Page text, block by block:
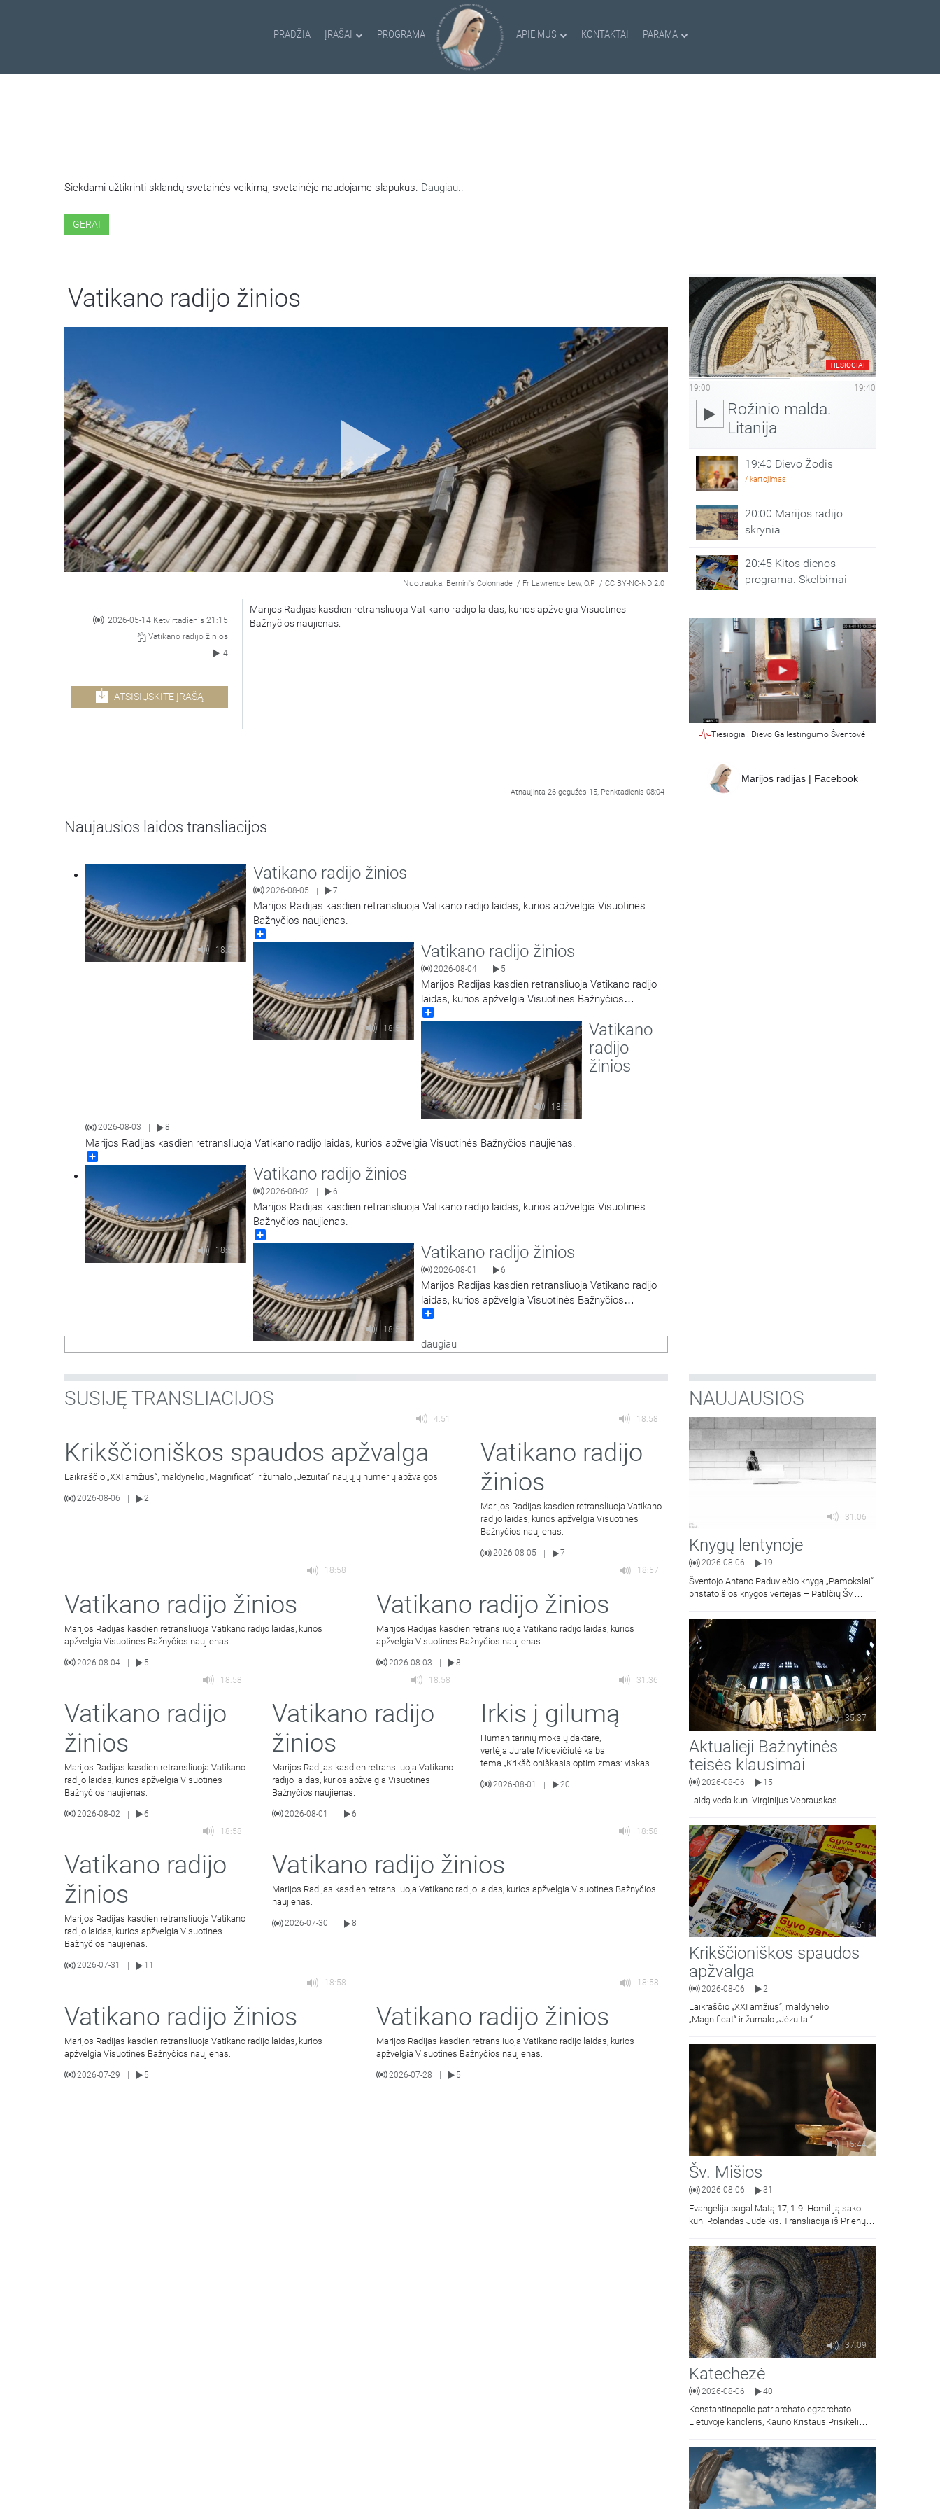
PRADŽIA ĮRAŠAI PROGRAMA APIE MUS KONTAKTAI PARAMA
Siekdami užtikrinti sklandų svetainės veikimą, svetainėje naudojame slapukus. Daugiau..
GERAI
Vatikano radijo žinios
Nuotrauka: Bernini's Colonnade / Fr Lawrence Lew, O.P / CC BY-NC-ND 2.0
2026-05-14 Ketvirtadienis 21:15
Vatikano radijo žinios
4
ATSISIŲSKITE ĮRAŠĄ
Marijos Radijas kasdien retransliuoja Vatikano radijo laidas, kurios apžvelgia Visuotinės
Bažnyčios naujienas.
Atnaujinta 26 gegužės 15, Penktadienis 08:04
Naujausios laidos transliacijos
18:58
Vatikano radijo žinios
2026-08-05 | 7
Marijos Radijas kasdien retransliuoja Vatikano radijo laidas, kurios apžvelgia Visuotinės
Bažnyčios naujienas.
18:58
Vatikano radijo žinios
2026-08-04 | 5
Marijos Radijas kasdien retransliuoja Vatikano radijo
laidas, kurios apžvelgia Visuotinės Bažnyčios
naujienas.
18:57
Vatikano
radijo
žinios
2026-08-03 8
Marijos Radijas kasdien retransliuoja Vatikano radijo laidas, kurios apžvelgia Visuotinės Bažnyčios naujienas.
18:58
Vatikano radijo žinios
2026-08-02 6
Marijos Radijas kasdien retransliuoja Vatikano radijo laidas, kurios apžvelgia Visuotinės
Bažnyčios naujienas.
18:58
Vatikano radijo žinios
2026-08-01 | 6
Marijos Radijas kasdien retransliuoja Vatikano radijo
laidas, kurios apžvelgia Visuotinės Bažnyčios
naujienas.
daugiau
TIESIOGIAI
19:00 19:40
Rožinio malda.
Litanija
19:40 Dievo Žodis
/ kartojimas
20:00 Marijos radijo
skrynia
20:45 Kitos dienos
programa. Skelbimai
Tiesiogiai! Dievo Gailestingumo Šventovė
Marijos radijas | Facebook
SUSIJĘ TRANSLIACIJOS
4:51
Krikščioniškos spaudos apžvalga
Laikraščio „XXI amžius“, maldynėlio „Magnificat“ ir žurnalo „Jėzuitai“ naujųjų numerių apžvalgos.
2026-08-06 2
18:58
Vatikano radijo
žinios
Marijos Radijas kasdien retransliuoja Vatikano
radijo laidas, kurios apžvelgia Visuotinės
Bažnyčios naujienas.
2026-08-05
7
18:58
Vatikano radijo žinios
Marijos Radijas kasdien retransliuoja Vatikano radijo laidas, kurios
apžvelgia Visuotinės Bažnyčios naujienas.
2026-08-04 5
18:57
Vatikano radijo žinios
Marijos Radijas kasdien retransliuoja Vatikano radijo laidas, kurios
apžvelgia Visuotinės Bažnyčios naujienas.
2026-08-03
8
18:58
Vatikano radijo
žinios
Marijos Radijas kasdien retransliuoja Vatikano
radijo laidas, kurios apžvelgia Visuotinės
Bažnyčios naujienas.
2026-08-02 | 6
18:58
Vatikano radijo
žinios
Marijos Radijas kasdien retransliuoja Vatikano
radijo laidas, kurios apžvelgia Visuotinės
Bažnyčios naujienas.
2026-08-01 | 6
31:36
Irkis į gilumą
Humanitarinių mokslų daktarė,
vertėja Jūratė Micevičiūtė kalba
tema „Krikščioniškasis optimizmas: viskas
2026-08-01 | 20
18:58
Vatikano radijo
žinios
Marijos Radijas kasdien retransliuoja Vatikano
radijo laidas, kurios apžvelgia Visuotinės
Bažnyčios naujienas.
2026-07-31 11
18:58
Vatikano radijo žinios
Marijos Radijas kasdien retransliuoja Vatikano radijo laidas, kurios apžvelgia Visuotinės Bažnyčios
naujienas.
2026-07-30 8
18:58
Vatikano radijo žinios
Marijos Radijas kasdien retransliuoja Vatikano radijo laidas, kurios
apžvelgia Visuotinės Bažnyčios naujienas.
2026-07-29 5
18:58
Vatikano radijo žinios
Marijos Radijas kasdien retransliuoja Vatikano radijo laidas, kurios
apžvelgia Visuotinės Bažnyčios naujienas.
2026-07-28 5
NAUJAUSIOS
31:06
Knygų lentynoje
2026-08-06 19
Šventojo Antano Paduviečio knygą „Pamokslai“
pristato šios knygos vertėjas – Patilčių Šv.
moralinės teologijos dr. Algirdas Petras
35:37
Aktualieji Bažnytinės
teisės klausimai
2026-08-06 15
Laidą veda kun. Virginijus Veprauskas.
4:51
Krikščioniškos spaudos
apžvalga
2026-08-06 | 2
Laikraščio „XXI amžius“, maldynėlio
„Magnificat“ ir žurnalo „Jėzuitai“
15:44
Šv. Mišios
2026-08-06 31
Evangelija pagal Matą 17, 1-9. Homiliją sako
kun. Rolandas Judeikis. Transliacija iš Prienų
37:09
Katechezė
2026-08-06 40
Konstantinopolio patriarchato egzarchato
Lietuvoje kancleris, Kauno Kristaus Prisikėlimo
kunigas Vitalijus Mockus pasakoja apie
Kristaus Atsimainymo šventę.